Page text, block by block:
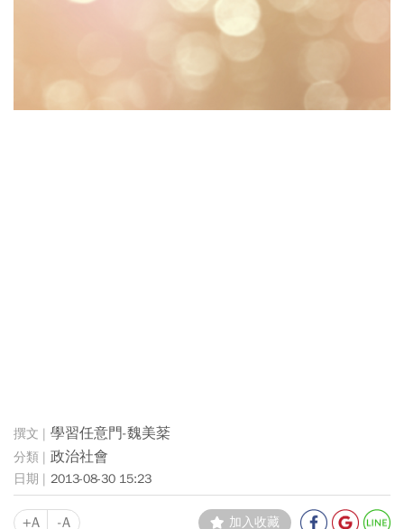
學習任意門-魏美棻
政治社會
2013-08-30 15:23
+A -A 加入收藏